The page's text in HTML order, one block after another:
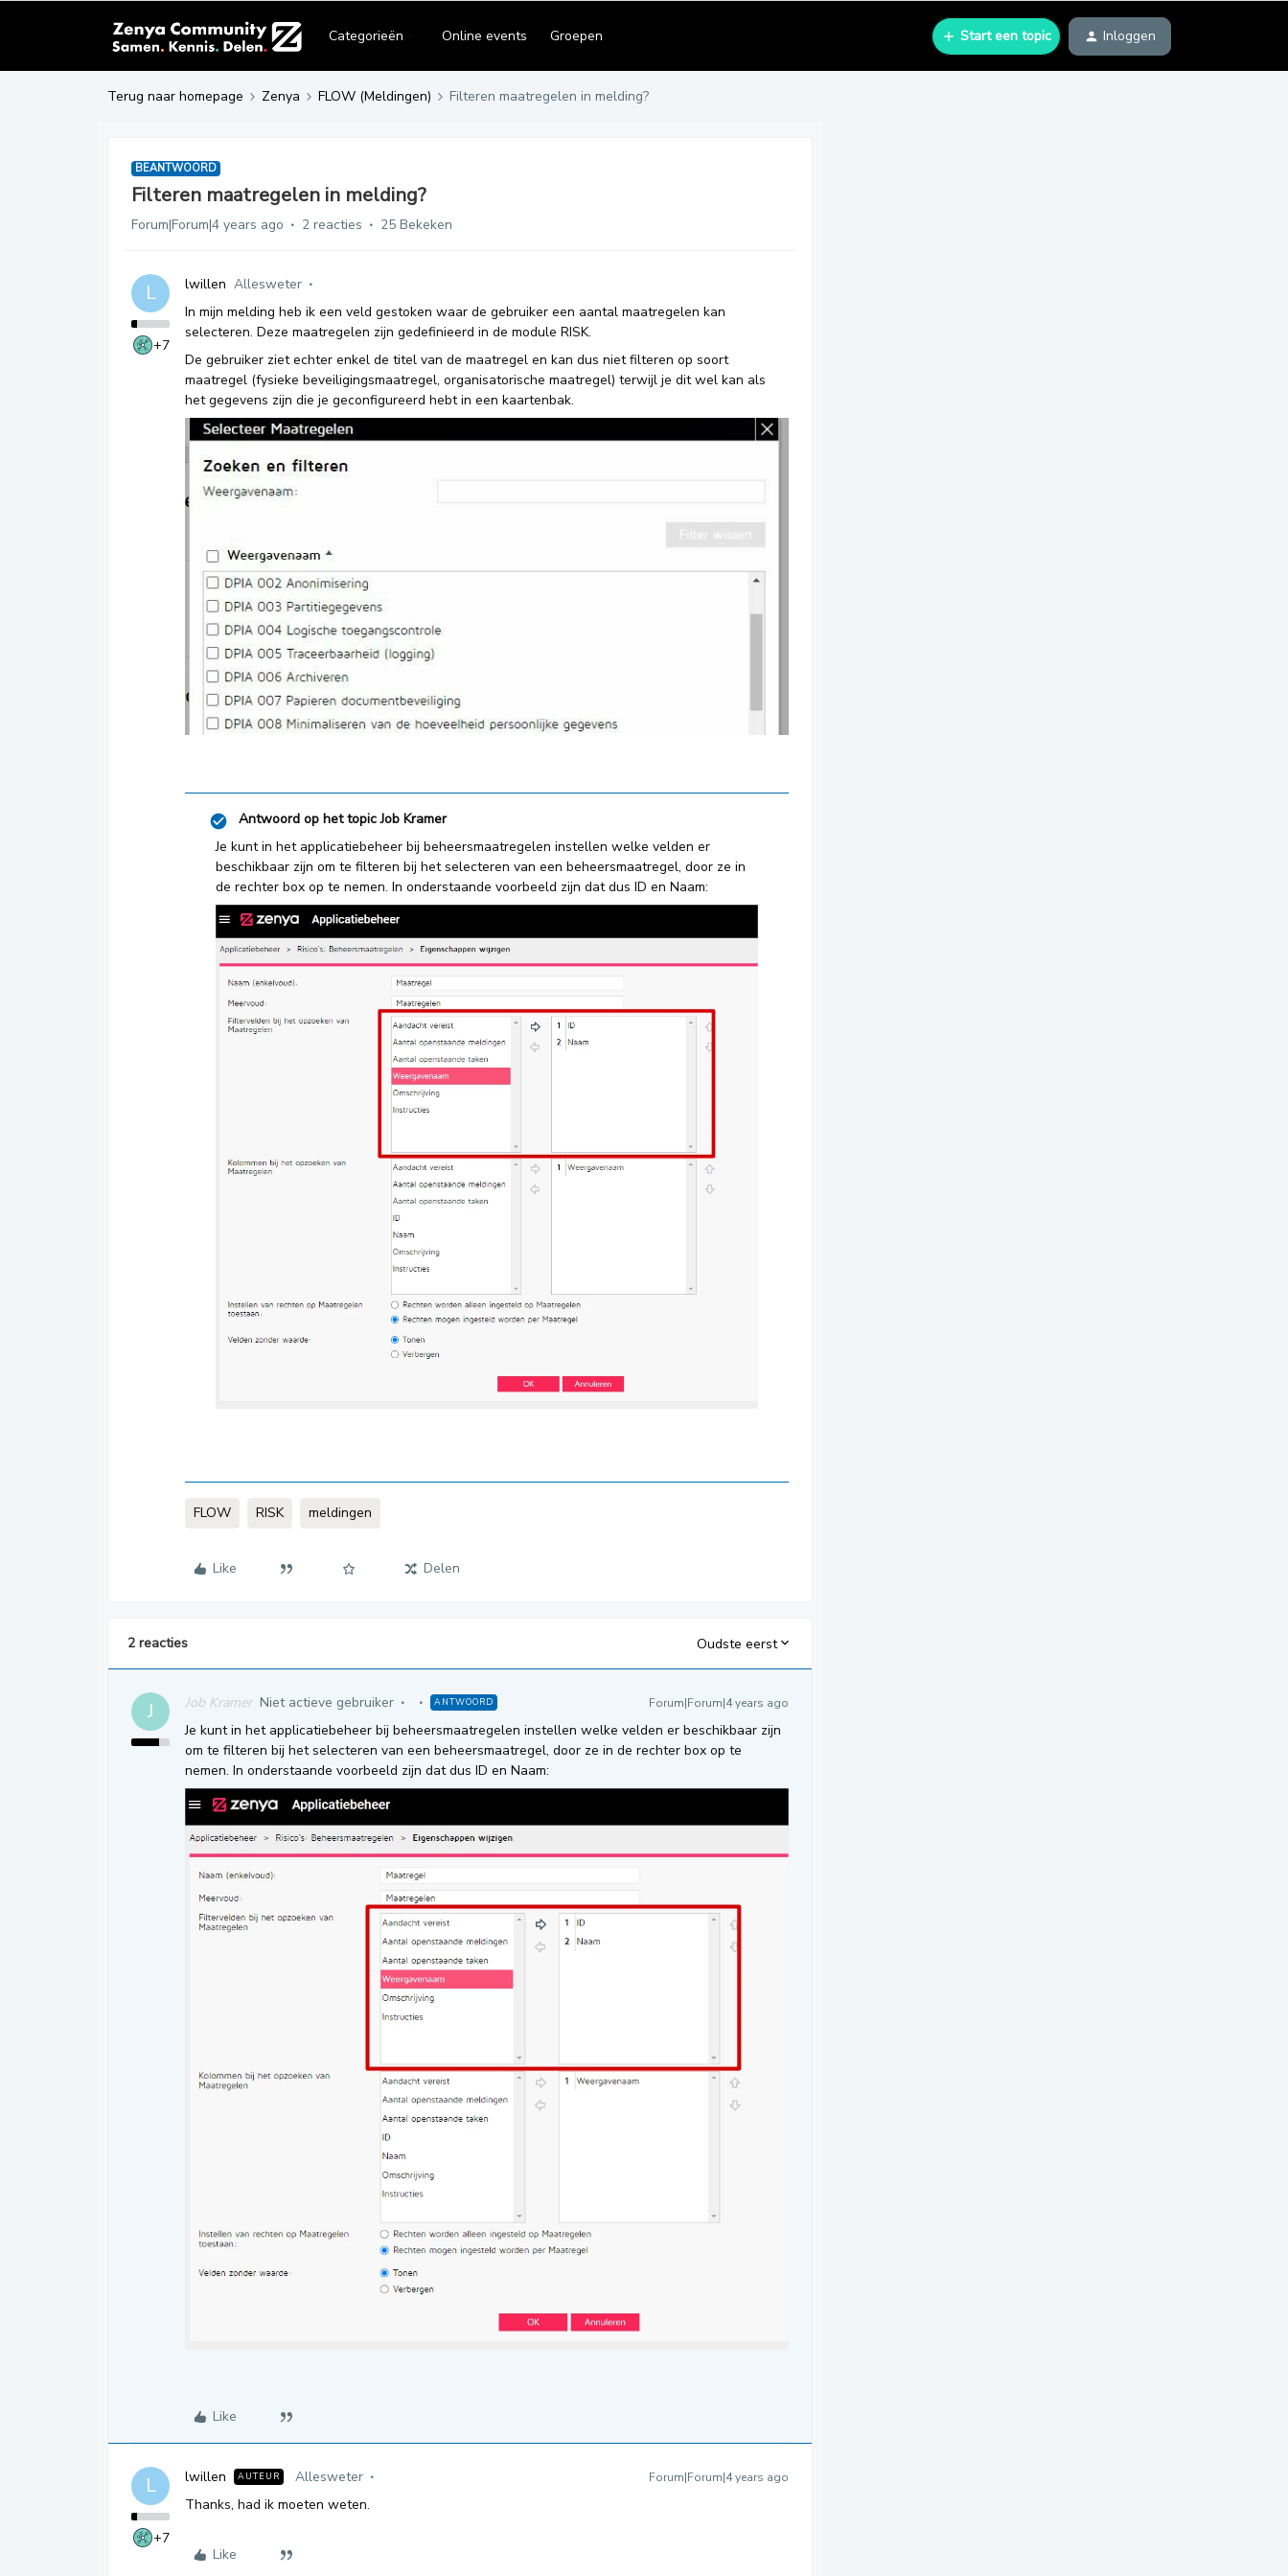
Categorieën Online events Groepen Start een topic Inloggen
Terug naar homepage Zenya FLOW (Meldingen) Filteren maatregelen in melding?
BEANTWOORD
Filteren maatregelen in melding?
Forum|Forum|4 years ago 2 reacties 25 Bekeken
L
+7
lwillen Allesweter
In mijn melding heb ik een veld gestoken waar de gebruiker een aantal maatregelen kan
selecteren. Deze maatregelen zijn gedefinieerd in de module RISK.
De gebruiker ziet echter enkel de titel van de maatregel en kan dus niet filteren op soort
maatregel (fysieke beveiligingsmaatregel, organisatorische maatregel) terwijl je dit wel kan als
het gegevens zijn die je geconfigureerd hebt in een kaartenbak.
Antwoord op het topicJob Kramer
Je kunt in het applicatiebeheer bij beheersmaatregelen instellen welke velden er
beschikbaar zijn om te filteren bij het selecteren van een beheersmaatregel, door ze in
de rechter box op te nemen. In onderstaande voorbeeld zijn dat dus ID en Naam:
FLOW RISK meldingen
Like Delen
2 reacties Oudste eerst
J Job Kramer Niet actieve gebruiker ANTWOORD Forum|Forum|4 years ago
Je kunt in het applicatiebeheer bij beheersmaatregelen instellen welke velden er beschikbaar zijn
om te filteren bij het selecteren van een beheersmaatregel, door ze in de rechter box op te
nemen. In onderstaande voorbeeld zijn dat dus ID en Naam:
Like
L
+7
lwillen AUTEUR Allesweter Forum|Forum|4 years ago
Thanks, had ik moeten weten.
Like